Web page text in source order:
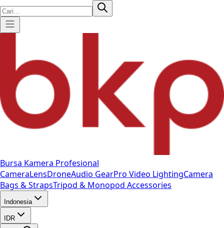
Bursa Kamera Profesional
CameraLensDroneAudio GearPro Video LightingCamera
Bags & StrapsTripod & Monopod Accessories
Indonesia
IDR